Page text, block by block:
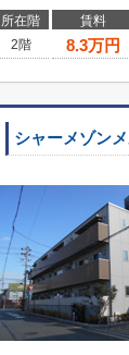
所在階 賃料
2階
8.3万円
シャーメゾン